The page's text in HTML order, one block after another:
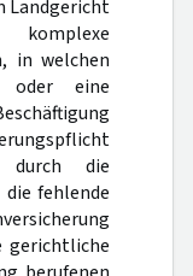
Landgericht
in welchen
oder eine
durch die
fehlende
gerichtliche